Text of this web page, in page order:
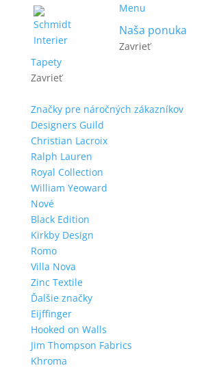
Menu
Naša ponuka
Zavrieť
Tapety
Zavrieť
Značky pre náročných zákazníkov
Designers Guild
Christian Lacroix
Ralph Lauren
Royal Collection
William Yeoward
Nové
Black Edition
Kirkby Design
Romo
Villa Nova
Zinc Textile
Ďalšie značky
Eijffinger
Hooked on Walls
Jim Thompson Fabrics
Khroma